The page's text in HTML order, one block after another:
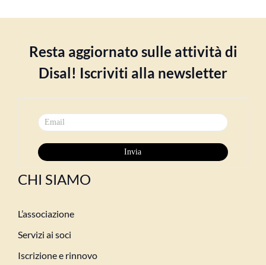
Resta aggiornato sulle attività di
Disal! Iscriviti alla newsletter
CHI SIAMO
L’associazione
Servizi ai soci
Iscrizione e rinnovo